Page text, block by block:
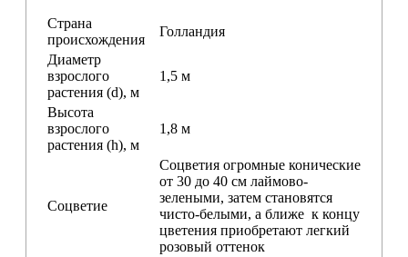
Страна
происхождения
Голландия
Диаметр
взрослого
растения (d), м
1,5 м
Высота
взрослого
растения (h), м
1,8 м
Соцветие
Соцветия огромные конические
от 30 до 40 см лаймово-
зелеными, затем становятся
чисто-белыми, а ближе к концу
цветения приобретают легкий
розовый оттенок